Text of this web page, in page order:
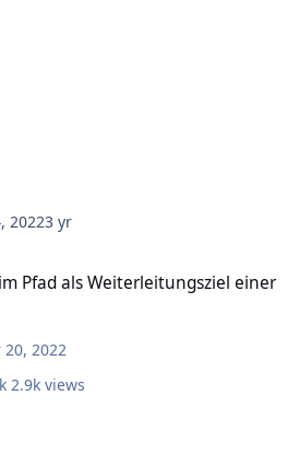
20223 yr
Pfad als Weiterleitungsziel einer
20, 2022
2.9k views